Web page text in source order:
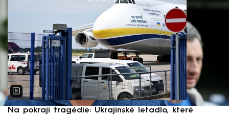
Na pokraji tragédie: Ukrajinské letadlo, které